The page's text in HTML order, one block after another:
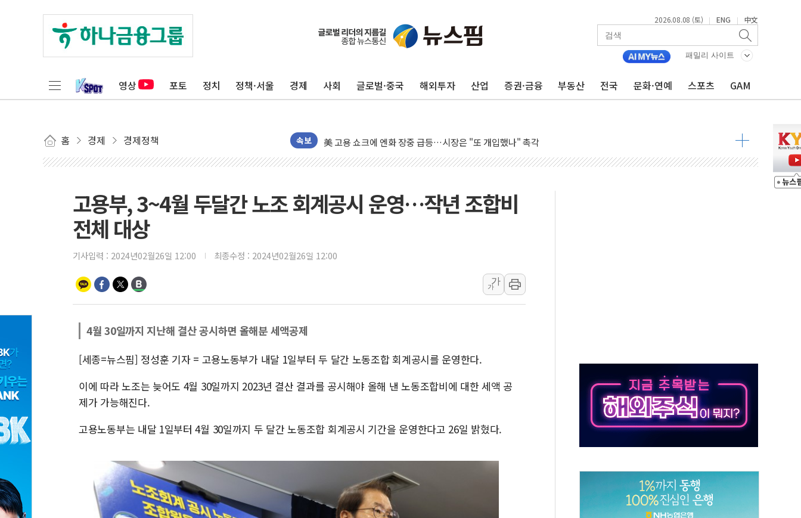
2026.08.08 (토) | ENG | 中文
패밀리 사이트
영상 포토 정치 정책·서울 경제 사회 글로벌·중국 해외투자 산업 증권·금융 부동산 전국 문화·연예 스포츠 GAM
홈 경제 경제정책 속보
유럽증시, 美 고용 예상 밖 부진에 연준 금리 인상 가능성 낮아지며 상승… STOXX 600 지수는 나흘 연속 최고치
미 연준 매파 기세 꺾이나…고용 감소에 9월 동결 전망 우세
트럼프, 백신·자폐증 행정명령 검토…"이르면 다음 주"
美 항소법원, 백악관 무도회장 공사 중단 명령…트럼프 제동
美 고용 쇼크에 엔화 장중 급등…시장은 "또 개입했나" 촉각
[AI MY 뉴스] 뉴욕 반도체주 프리뷰...美 고용 쇼크에 반도체주 '활짝'
[종합] 美 7월 고용 2만3000명 감소 '쇼크'…9월 금리 인상 기대 후퇴
[사진] 이슬람 수니파 3개국, 공동방위협정 체결
특정 정치인 측근 포항시 정책특보 내정설...포항시 '시끌'
李 "해남 태양광, 대한민국 다음 100년 밑거름…수도권 집중 완화 전환점"
[사진] 빈살만과 에르도안의 만남
고용부, 3~4월 두달간 노조 회계공시 운영…작년 조합비
전체 대상
기사입력 : 2024년02월26일 12:00 최종수정 : 2024년02월26일 12:00
가
가
4월 30일까지 지난해 결산 공시하면 올해분 세액공제
[세종=뉴스핌] 정성훈 기자 = 고용노동부가 내달 1일부터 두 달간 노동조합 회계공시를 운영한다.
이에 따라 노조는 늦어도 4월 30일까지 2023년 결산 결과를 공시해야 올해 낸 노동조합비에 대한 세액 공
제가 가능해진다.
고용노동부는 내달 1일부터 4월 30일까지 두 달간 노동조합 회계공시 기간을 운영한다고 26일 밝혔다.